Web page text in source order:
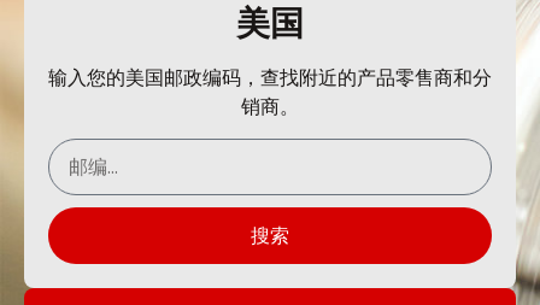
美国
输入您的美国邮政编码，查找附近的产品零售商和分
销商。
搜索